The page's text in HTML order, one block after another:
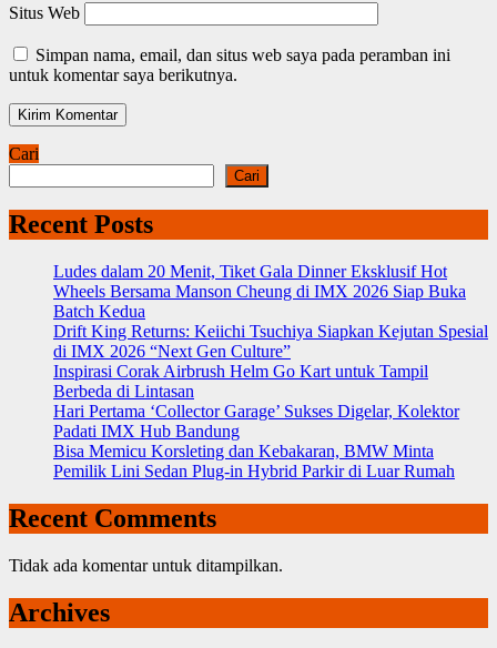
Situs Web
Simpan nama, email, dan situs web saya pada peramban ini
untuk komentar saya berikutnya.
Cari
Cari
Recent Posts
Ludes dalam 20 Menit, Tiket Gala Dinner Eksklusif Hot
Wheels Bersama Manson Cheung di IMX 2026 Siap Buka
Batch Kedua
Drift King Returns: Keiichi Tsuchiya Siapkan Kejutan Spesial
di IMX 2026 “Next Gen Culture”
Inspirasi Corak Airbrush Helm Go Kart untuk Tampil
Berbeda di Lintasan
Hari Pertama ‘Collector Garage’ Sukses Digelar, Kolektor
Padati IMX Hub Bandung
Bisa Memicu Korsleting dan Kebakaran, BMW Minta
Pemilik Lini Sedan Plug-in Hybrid Parkir di Luar Rumah
Recent Comments
Tidak ada komentar untuk ditampilkan.
Archives